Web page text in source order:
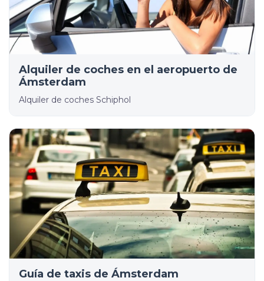
Alquiler de coches en el aeropuerto de
Ámsterdam
Alquiler de coches Schiphol
Guía de taxis de Ámsterdam